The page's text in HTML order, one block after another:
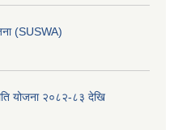
(SUSWA)
योजना २०८२-८३ देखि